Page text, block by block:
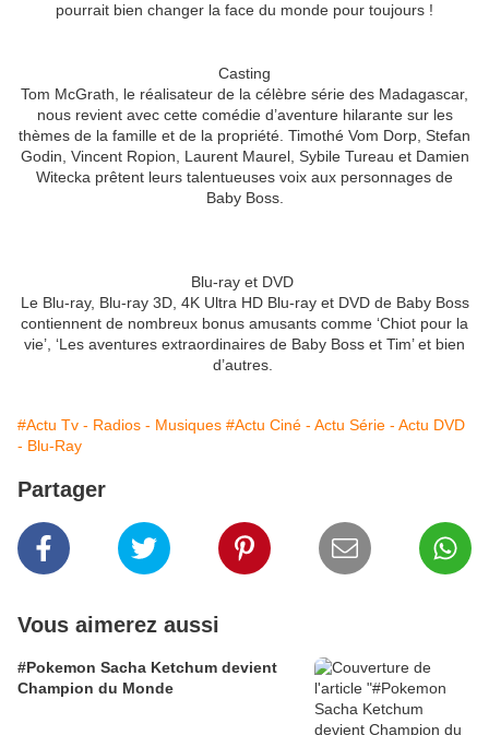
pourrait bien changer la face du monde pour toujours !
Casting
Tom McGrath, le réalisateur de la célèbre série des Madagascar,
nous revient avec cette comédie d’aventure hilarante sur les
thèmes de la famille et de la propriété. Timothé Vom Dorp, Stefan
Godin, Vincent Ropion, Laurent Maurel, Sybile Tureau et Damien
Witecka prêtent leurs talentueuses voix aux personnages de
Baby Boss.
Blu-ray et DVD
Le Blu-ray, Blu-ray 3D, 4K Ultra HD Blu-ray et DVD de Baby Boss
contiennent de nombreux bonus amusants comme ‘Chiot pour la
vie’, ‘Les aventures extraordinaires de Baby Boss et Tim’ et bien
d’autres.
#Actu Tv - Radios - Musiques #Actu Ciné - Actu Série - Actu DVD
- Blu-Ray
Partager
Vous aimerez aussi
#Pokemon Sacha Ketchum devient
Champion du Monde